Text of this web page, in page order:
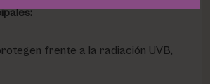
frente a la radiación UVB,